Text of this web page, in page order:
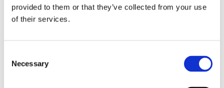
provided to them or that they’ve collected from your use
of their services.
Selection
Necessary
Modell mit 1 Brühsystem und 2 Behältern à 5 Liter.
Das Edelstahlgehäuse verleiht ein robustes und
qualitativ hochwertiges Erscheinungsbild